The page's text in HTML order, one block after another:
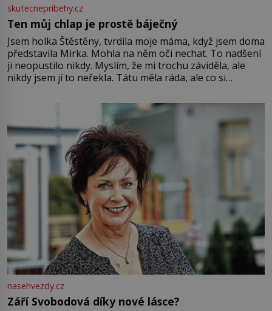
skutecnepribehy.cz
Ten můj chlap je prostě báječný
Jsem holka Štěstěny, tvrdila moje máma, když jsem doma
představila Mirka. Mohla na něm oči nechat. To nadšení
ji neopustilo nikdy. Myslím, že mi trochu záviděla, ale
nikdy jsem jí to neřekla. Tátu měla ráda, ale co si
Jsme spolu moc rádi Tehdy byla jiná doba, když
nasehvezdy.cz
Září Svobodová díky nové lásce?